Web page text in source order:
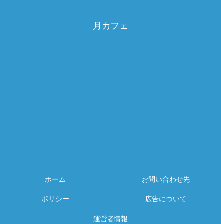
月カフェ
ホーム
お問い合わせ先
ポリシー
広告について
運営者情報